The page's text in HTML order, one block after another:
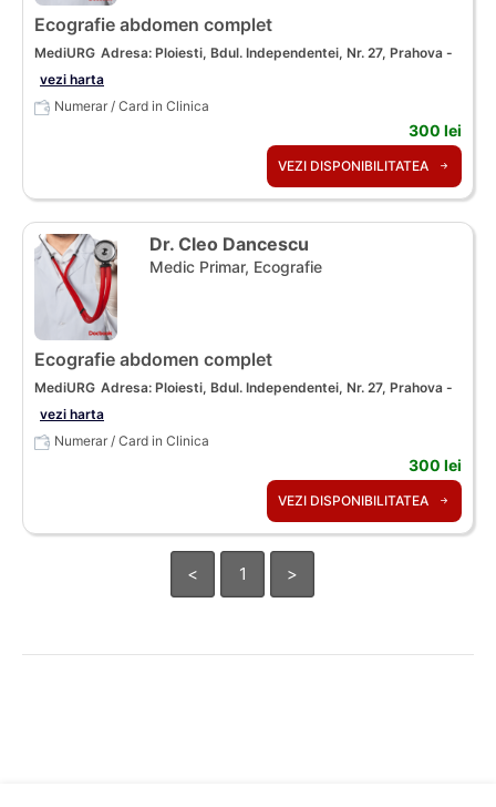
Ecografie abdomen complet
MediURG Adresa: Ploiesti, Bdul. Independentei, Nr. 27, Prahova -
vezi harta
Numerar / Card in Clinica
300 lei
VEZI DISPONIBILITATEA
Dr. Cleo Dancescu
Medic Primar, Ecografie
Ecografie abdomen complet
MediURG Adresa: Ploiesti, Bdul. Independentei, Nr. 27, Prahova -
vezi harta
Numerar / Card in Clinica
300 lei
VEZI DISPONIBILITATEA
< 1 >